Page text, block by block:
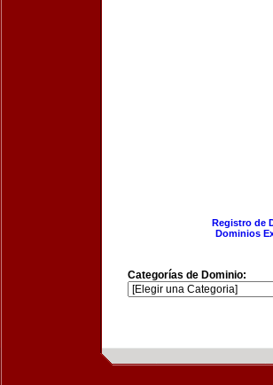
Registro de
Dominios
Categorías de Dominio: